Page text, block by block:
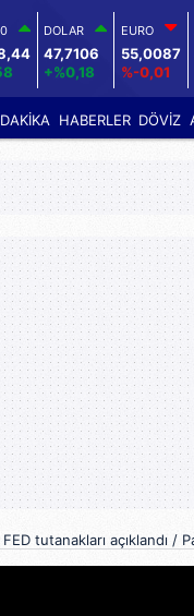
DOLAR
47,7106
+%0,18
EURO
55,0087
%-0,01
HABERLER DÖVİZ
FED tutanakları açıklandı /